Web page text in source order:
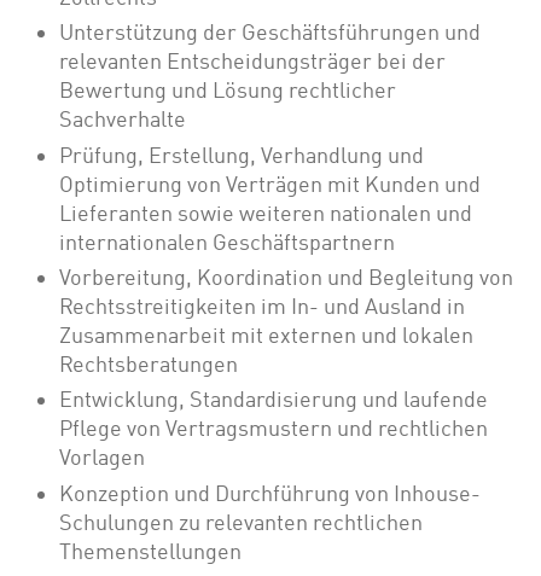
Unterstützung der Geschäftsführungen und
relevanten Entscheidungsträger bei der
Bewertung und Lösung rechtlicher
Sachverhalte
Prüfung, Erstellung, Verhandlung und
Optimierung von Verträgen mit Kunden und
Lieferanten sowie weiteren nationalen und
internationalen Geschäftspartnern
Vorbereitung, Koordination und Begleitung von
Rechtsstreitigkeiten im In- und Ausland in
Zusammenarbeit mit externen und lokalen
Rechtsberatungen
Entwicklung, Standardisierung und laufende
Pflege von Vertragsmustern und rechtlichen
Vorlagen
Konzeption und Durchführung von Inhouse-
Schulungen zu relevanten rechtlichen
Themenstellungen